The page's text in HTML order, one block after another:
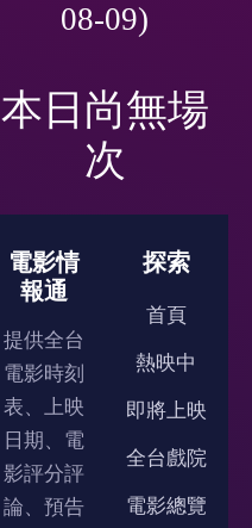
08-09)
本日尚無場
次
電影情
報通
提供全台
電影時刻
表、上映
日期、電
影評分評
論、預告
探索
首頁
熱映中
即將上映
全台戲院
電影總覽